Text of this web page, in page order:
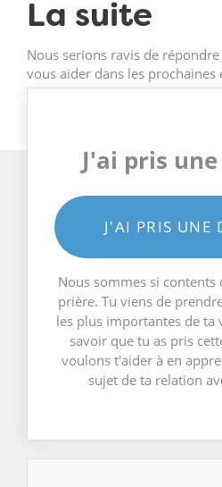
La suite
Nous serions ravis de
vous aider dans les prochaines
J'ai pris
J'AI PRIS UNE
Nous sommes si contents
prière. Tu viens de
les plus importantes de ta
savoir que tu as pris
voulons t'aider à en
sujet de ta relation